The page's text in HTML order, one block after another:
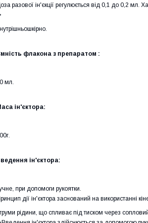
разової ін'єкції регулюється від 0,1 до 0,2 мл.
флакона з препаратом :
мл.
ін'єктора:
ін'єктора:
при допомоги рукоятки.
дії ін'єктора заснований на використанні
рідини, що спливає під тиском через сопловий